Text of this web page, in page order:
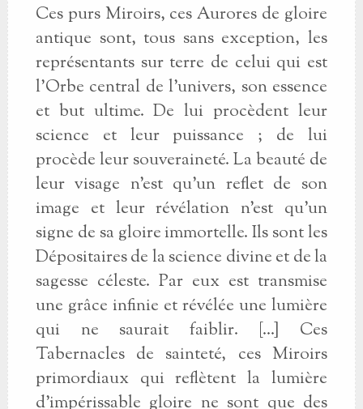
Ces purs Miroirs, ces Aurores de gloire
antique sont, tous sans exception, les
représentants sur terre de celui qui est
l’Orbe central de l’univers, son essence
et but ultime. De lui procèdent leur
science et leur puissance ; de lui
procède leur souveraineté. La beauté de
leur visage n’est qu’un reflet de son
image et leur révélation n’est qu’un
signe de sa gloire immortelle. Ils sont les
Dépositaires de la science divine et de la
sagesse céleste. Par eux est transmise
une grâce infinie et révélée une lumière
qui ne saurait faiblir. [...] Ces
Tabernacles de sainteté, ces Miroirs
primordiaux qui reflètent la lumière
d’impérissable gloire ne sont que des